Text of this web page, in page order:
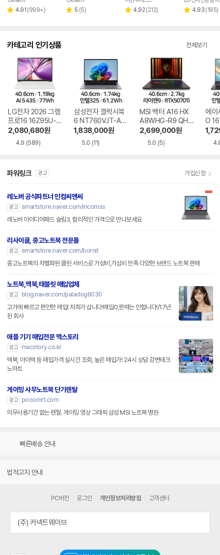
페이
별 4.91 리
(999+)
별 5 리
(5)
페이
별 4.92 리
(212)
별 4.93 리
(195)
카테고리 인기상품 전체보기
LG전자 2026 그램
프로16 16Z95U-G
S5WK
2,080,680원
4.9 (589)
삼성전자 갤럭시북
6 NT760VJT-A51
A
1,838,000원
5.0 (11)
MSI 벡터 A16 HX
A8WHG-R9 QHD
+
2,699,000원
5.0 (5)
에이
O
1-
파워링크 광고 가입신청
레노버 공식파트너 인컴씨앤씨
광고 smartstore.naver.com/incomss
레노버 아이디어패드 슬림3, 합리적인 가격으로 만나보세요
리사이클, 중고노트북 전문몰
광고 smartstore.naver.com/bornit
중고노트북의 차별화된 클린 서비스로 가성비,가심비 만족 다양한 브랜드 노트북 판매
노트북,맥북,태블릿 매입업체
광고
blog.naver.com/paladog8030
고가에 빠르고 편안한 매입! 저희가 삽니다!매입O,판매는 안합니다!/17년
된 회사
애플 기기 매입전문 맥스토리
광고
macstory.co.kr
맥북, 아이맥 등 매입가격 실시간 조회, 높은 매입가! 24시 상담 강변테크
노마트
게이밍 사무노트북 단기렌탈
광고
pooomrt.com
의무사용기간 없는 렌탈. 게이밍 영상 그래픽 삼성 MSI 노트북 병원
빠른배송 안내
법적고지 안내
PC버전 로그인 개인정보처리방침 고객센터
(주) 커넥트웨이브